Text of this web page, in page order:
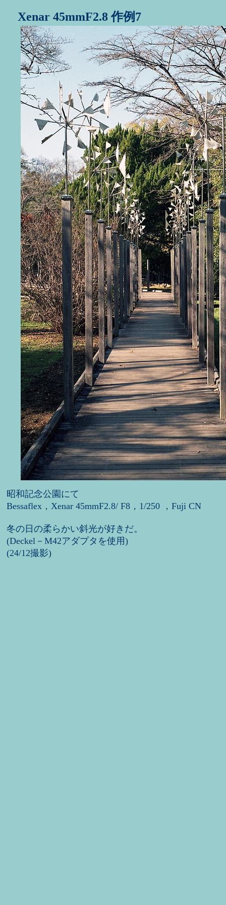
Xenar 45mmF2.8 作例7
昭和記念公園にて
Bessaflex，Xenar 45mmF2.8/ F8，1/250 ，Fuji CN
冬の日の柔らかい斜光が好きだ。
(Deckel－M42アダプタを使用)
(24/12撮影)